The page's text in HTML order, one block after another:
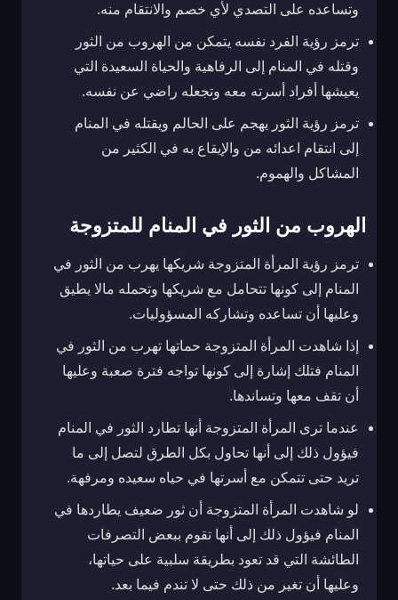
وتساعده على التصدي لأي خصم والانتقام منه.
ترمز رؤية الفرد نفسه يتمكن من الهروب من الثور
وقتله في المنام إلى الرفاهية والحياة السعيدة التي
يعيشها أفراد أسرته معه وتجعله راضي عن نفسه.
ترمز رؤية الثور يهجم على الحالم ويقتله في المنام
إلى انتقام اعدائه من والإيقاع به في الكثير من
المشاكل والهموم.
الهروب من الثور في المنام للمتزوجة
ترمز رؤية المرأة المتزوجة شريكها يهرب من الثور في
المنام إلى كونها تتحامل مع شريكها وتحمله مالا يطيق
وعليها أن تساعده وتشاركه المسؤوليات.
إذا شاهدت المرأة المتزوجة حماتها تهرب من الثور في
المنام فتلك إشارة إلى كونها تواجه فترة صعبة وعليها
أن تقف معها وتساندها.
عندما ترى المرأة المتزوجة أنها تطارد الثور في المنام
فيؤول ذلك إلى أنها تحاول بكل الطرق لتصل إلى ما
تريد حتى تتمكن مع أسرتها في حياه سعيده ومرفهة.
لو شاهدت المرأة المتزوجة أن ثور ضعيف يطاردها في
المنام فيؤول ذلك إلى أنها تقوم ببعض التصرفات
الطائشة التي قد تعود بطريقة سلبية على حياتها،
وعليها أن تغير من ذلك حتى لا تندم فيما بعد.